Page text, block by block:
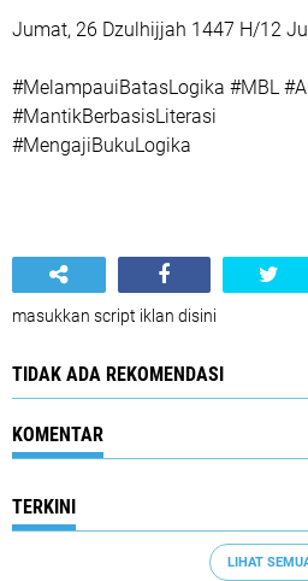
Jumat, 26 Dzulhijjah 1447 H/12
#MelampauiBatasLogika #MBL
#MantikBerbasisLiterasi
#MengajiBukuLogika
masukkan script iklan disini
TIDAK ADA REKOMENDASI
KOMENTAR
TERKINI
LIHAT